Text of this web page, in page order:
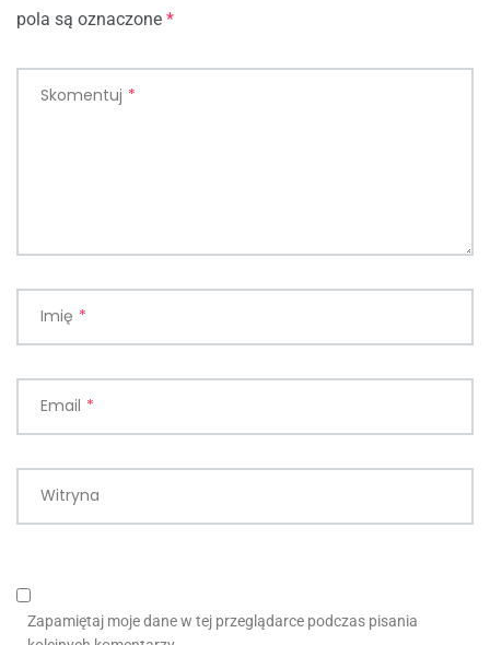
pola są oznaczone *
Skomentuj *
Imię *
Email *
Witryna
Zapamiętaj moje dane w tej przeglądarce podczas pisania